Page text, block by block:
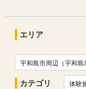
エリア
宇和島市周辺（宇和島
カテゴリ 体験